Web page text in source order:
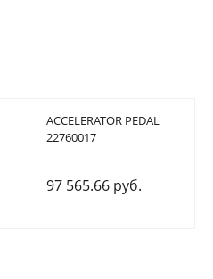
ACCELERATOR PEDAL
22760017
97 565.66 руб.